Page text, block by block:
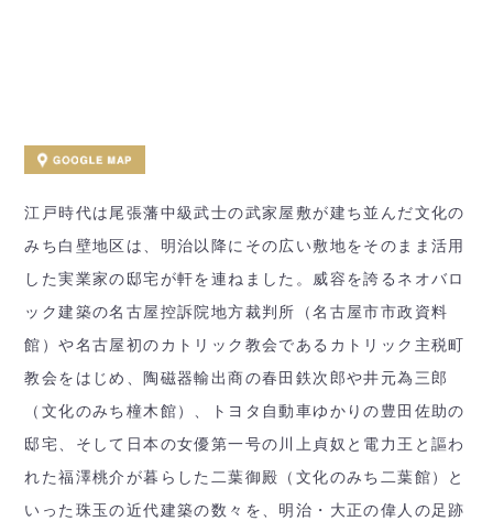
江戸時代は尾張藩中級武士の武家屋敷が建ち並んだ文化の
みち白壁地区は、明治以降にその広い敷地をそのまま活用
した実業家の邸宅が軒を連ねました。威容を誇るネオバロ
ック建築の名古屋控訴院地方裁判所（名古屋市市政資料
館）や名古屋初のカトリック教会であるカトリック主税町
教会をはじめ、陶磁器輸出商の春田鉄次郎や井元為三郎
（文化のみち橦木館）、トヨタ自動車ゆかりの豊田佐助の
邸宅、そして日本の女優第一号の川上貞奴と電力王と謳わ
れた福澤桃介が暮らした二葉御殿（文化のみち二葉館）と
いった珠玉の近代建築の数々を、明治・大正の偉人の足跡